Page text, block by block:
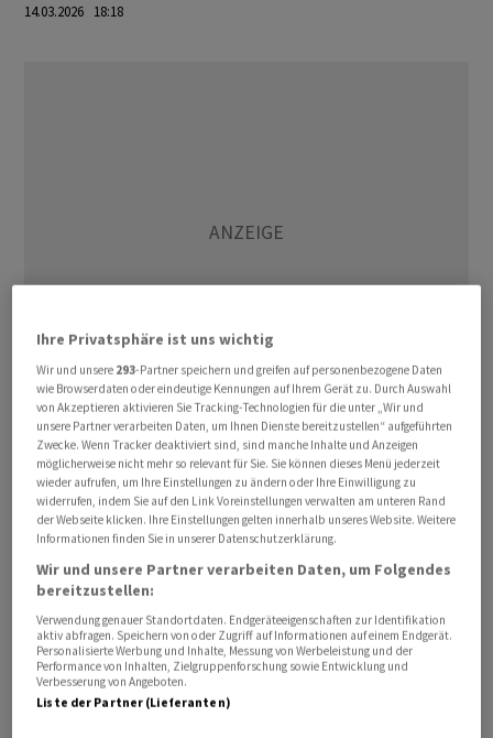
14.03.2026 18:18
Wie konkret das Ganze ist, blieb unklar. Trump
versprach, die Strasse von Hormus werde so oder so
bald wieder «OFFEN, SICHER und FREI» sein. Zuvor
hatte er vor Journalisten gesagt, dass US-Kriegsschiffe
in Kürze Tanker durch die Strasse von Hormus
begleiten sollten. Die Eskorte der US-Marine werde
«bald» beginnen. Der Verkehr durch die für den
globalen Ölexport wichtige Meerenge ist im Iran-Krieg
nahezu zum Erliegen gekommen. Das trieb die Preise in
die Höhe.
Ihre Privatsphäre ist uns wichtig
Wir und unsere 293-Partner speichern und greifen auf personenbezogene Daten
wie Browserdaten oder eindeutige Kennungen auf Ihrem Gerät zu. Durch Auswahl
von Akzeptieren aktivieren Sie Tracking-Technologien für die unter „Wir und
unsere Partner verarbeiten Daten, um Ihnen Dienste bereitzustellen“ aufgeführten
Zwecke. Wenn Tracker deaktiviert sind, sind manche Inhalte und Anzeigen
möglicherweise nicht mehr so relevant für Sie. Sie können dieses Menü jederzeit
wieder aufrufen, um Ihre Einstellungen zu ändern oder Ihre Einwilligung zu
widerrufen, indem Sie auf den Link Voreinstellungen verwalten am unteren Rand
der Webseite klicken. Ihre Einstellungen gelten innerhalb unseres Website. Weitere
Informationen finden Sie in unserer Datenschutzerklärung.
Wir und unsere Partner verarbeiten Daten, um Folgendes
bereitzustellen:
Verwendung genauer Standortdaten. Endgeräteeigenschaften zur Identifikation
aktiv abfragen. Speichern von oder Zugriff auf Informationen auf einem Endgerät.
Personalisierte Werbung und Inhalte, Messung von Werbeleistung und der
Performance von Inhalten, Zielgruppenforschung sowie Entwicklung und
Verbesserung von Angeboten.
Liste der Partner (Lieferanten)